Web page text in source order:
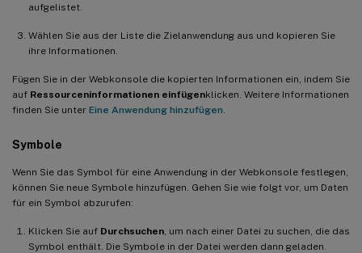
aufgelistet.
Wählen Sie aus der Liste die Zielanwendung aus und kopieren Sie
ihre Informationen.
Fügen Sie in der Webkonsole die kopierten Informationen ein, indem Sie
auf Ressourceninformationen einfügenklicken. Weitere Informationen
finden Sie unter Eine Anwendung hinzufügen
Symbole
Wenn Sie das Symbol für eine Anwendung in der Webkonsole festlegen,
können Sie neue Symbole hinzufügen. Gehen Sie wie folgt vor, um Daten
für ein Symbol abzurufen:
Klicken Sie auf Durchsuchen , um nach einer Datei zu suchen, die das
Symbol enthält. Die Symbole in der Datei werden dann geladen.